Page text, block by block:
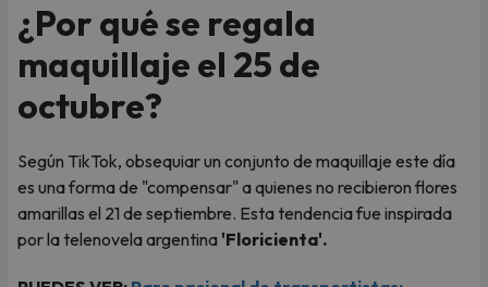
¿Por qué se regala
maquillaje el 25 de
octubre?
Según TikTok, obsequiar un conjunto de maquillaje este día
es una forma de "compensar" a quienes no recibieron flores
amarillas el 21 de septiembre. Esta tendencia fue inspirada
por la telenovela argentina 'Floricienta'.